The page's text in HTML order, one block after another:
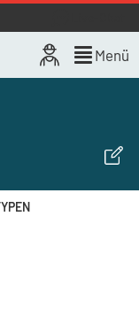
Menü